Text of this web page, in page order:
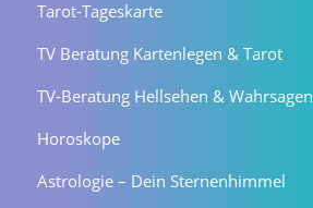
Tarot-Tageskarte
TV Beratung Kartenlegen & Tarot
TV-Beratung Hellsehen & Wahrsagen
Horoskope
Astrologie – Dein Sternenhimmel